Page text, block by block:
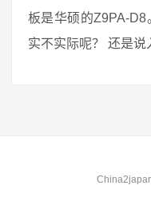
板是华硕的Z9PA-
实不实际呢？ 还是